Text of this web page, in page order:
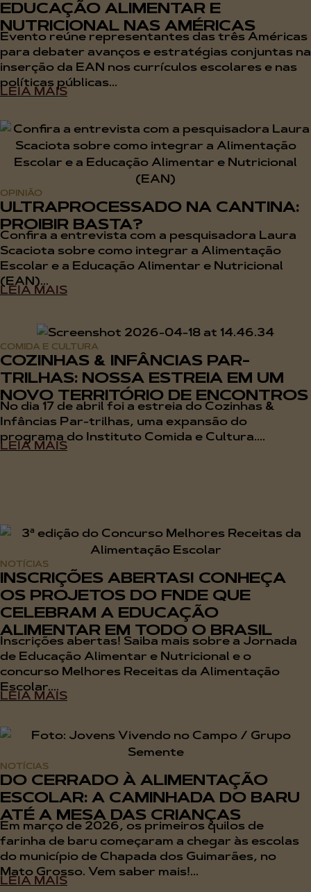
EDUCAÇÃO ALIMENTAR E
NUTRICIONAL NAS AMÉRICAS
Evento reúne representantes das três Américas
para debater avanços e estratégias conjuntas na
inserção da EAN nos currículos escolares e nas
políticas públicas...
LEIA MAIS
OPINIÃO
ULTRAPROCESSADO NA CANTINA:
PROIBIR BASTA?
Confira a entrevista com a pesquisadora Laura
Scaciota sobre como integrar a Alimentação
Escolar e a Educação Alimentar e Nutricional
(EAN)...
LEIA MAIS
COMIDA E CULTURA
COZINHAS & INFÂNCIAS PAR-
TRILHAS: NOSSA ESTREIA EM UM
NOVO TERRITÓRIO DE ENCONTROS
No dia 17 de abril foi a estreia do Cozinhas &
Infâncias Par-trilhas, uma expansão do
programa do Instituto Comida e Cultura....
LEIA MAIS
NOTÍCIAS
INSCRIÇÕES ABERTAS! CONHEÇA
OS PROJETOS DO FNDE QUE
CELEBRAM A EDUCAÇÃO
ALIMENTAR EM TODO O BRASIL
Inscrições abertas! Saiba mais sobre a Jornada
de Educação Alimentar e Nutricional e o
concurso Melhores Receitas da Alimentação
Escolar....
LEIA MAIS
NOTÍCIAS
DO CERRADO À ALIMENTAÇÃO
ESCOLAR: A CAMINHADA DO BARU
ATÉ A MESA DAS CRIANÇAS
Em março de 2026, os primeiros quilos de
farinha de baru começaram a chegar às escolas
do município de Chapada dos Guimarães, no
Mato Grosso. Vem saber mais!...
LEIA MAIS